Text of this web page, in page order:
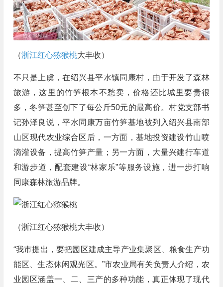
（浙江红心猕猴桃大丰收）
不只是上虞，在绍兴县平水镇同康村，由于开发了森林
旅游，这里的竹笋根本不愁卖，价格还比城里要贵很
多，冬笋甚至创下了每公斤50元的最高价。村党支部书
记孙泽良说，平水同康万亩竹笋基地被列入绍兴县南部
山区现代农业综合区后，一方面，基地投资建设竹山喷
滴灌设备，提高竹笋产量；另一方面，大量兴建行车道
和游步道，配套建设“林家乐”等服务设施，进一步打响
同康森林旅游品牌。
（浙江红心猕猴桃大丰收）
“我市提出，要把园区建成主导产业集聚区、粮食生产功
能区、生态休闲观光区。”市农业局有关负责人介绍，农
业园区涵盖一、二、三产的多种功能，真正体现了现代